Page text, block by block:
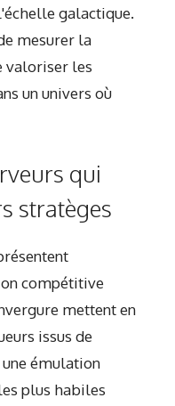
galactique.
mesurer la
valoriser les
un univers où
qui
stratèges
compétitive
mettent en
issus de
émulation
plus habiles